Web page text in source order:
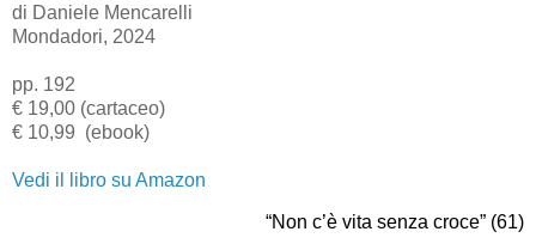
di Daniele Mencarelli
Mondadori, 2024
pp. 192
€ 19,00 (cartaceo)
€ 10,99 (ebook)
Vedi il libro su Amazon
“Non c’è vita senza croce” (61)